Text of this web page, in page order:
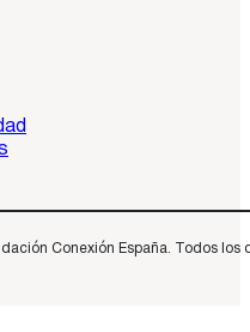
Conexión España. Todos los